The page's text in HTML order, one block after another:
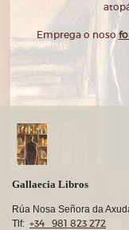
Emprega o noso
Gallaecia Libros
Rúa Nosa Señora da
Tlf: +34 981 823 272